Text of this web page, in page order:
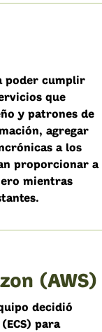
poder cumplir
que
y patrones de
agregar
a los
proporcionar a
mientras
(AWS)
decidió
para